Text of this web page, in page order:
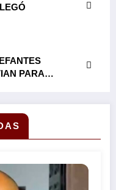
PARA
INSTITUTO DE